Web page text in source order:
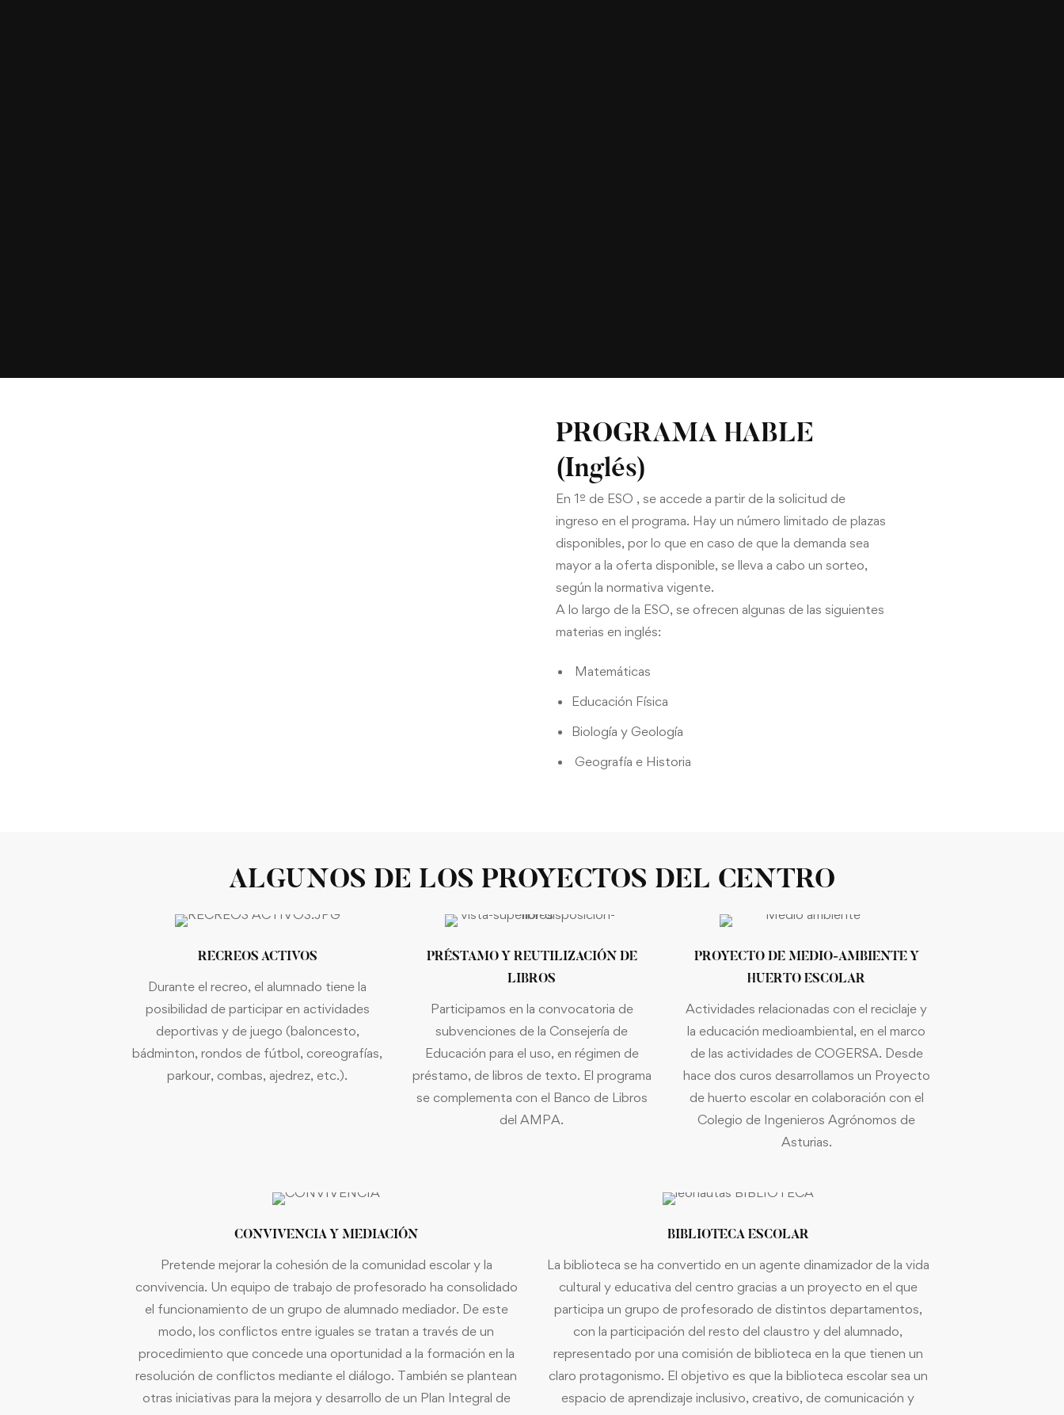
PROGRAMA HABLE
(Inglés)
En 1º de ESO , se accede a partir de la solicitud de
ingreso en el programa. Hay un número limitado de plazas
disponibles, por lo que en caso de que la demanda sea
mayor a la oferta disponible, se lleva a cabo un sorteo,
según la normativa vigente.
A lo largo de la ESO, se ofrecen algunas de las siguientes
materias en inglés:
Matemáticas
Educación Física
Biología y Geología
Geografía e Historia
ALGUNOS DE LOS PROYECTOS DEL CENTRO
RECREOS ACTIVOS
Durante el recreo, el alumnado tiene la
posibilidad de participar en actividades
deportivas y de juego (baloncesto,
bádminton, rondos de fútbol, coreografías,
parkour, combas, ajedrez, etc.).
PRÉSTAMO Y REUTILIZACIÓN DE
LIBROS
Participamos en la convocatoria de
subvenciones de la Consejería de
Educación para el uso, en régimen de
préstamo, de libros de texto. El programa
se complementa con el Banco de Libros
del AMPA.
PROYECTO DE MEDIO-AMBIENTE Y
HUERTO ESCOLAR
Actividades relacionadas con el reciclaje y
la educación medioambiental, en el marco
de las actividades de COGERSA. Desde
hace dos curos desarrollamos un Proyecto
de huerto escolar en colaboración con el
Colegio de Ingenieros Agrónomos de
Asturias.
CONVIVENCIA Y MEDIACIÓN
Pretende mejorar la cohesión de la comunidad escolar y la
convivencia. Un equipo de trabajo de profesorado ha consolidado
el funcionamiento de un grupo de alumnado mediador. De este
modo, los conflictos entre iguales se tratan a través de un
procedimiento que concede una oportunidad a la formación en la
resolución de conflictos mediante el diálogo. También se plantean
otras iniciativas para la mejora y desarrollo de un Plan Integral de
BIBLIOTECA ESCOLAR
La biblioteca se ha convertido en un agente dinamizador de la vida
cultural y educativa del centro gracias a un proyecto en el que
participa un grupo de profesorado de distintos departamentos,
con la participación del resto del claustro y del alumnado,
representado por una comisión de biblioteca en la que tienen un
claro protagonismo. El objetivo es que la biblioteca escolar sea un
espacio de aprendizaje inclusivo, creativo, de comunicación y